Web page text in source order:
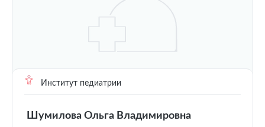
Институт педиатрии
Шумилова Ольга Владимировна